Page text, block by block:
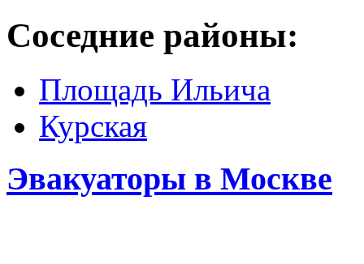
Соседние районы:
Площадь Ильича
Курская
Эвакуаторы в Москве